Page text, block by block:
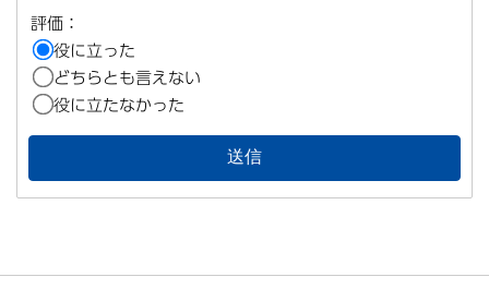
評価：
役に立った
どちらとも言えない
役に立たなかった